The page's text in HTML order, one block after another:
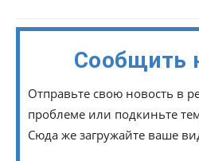
Сообщить
Отправьте свою новость в
проблеме или подкиньте
Сюда же загружайте ваше